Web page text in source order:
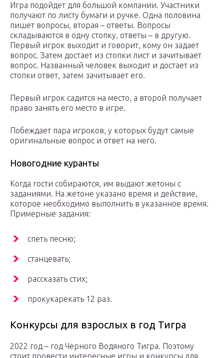
Игра подойдет для большой компании. Участники
получают по листу бумаги и ручке. Одна половина
пишет вопросы, вторая – ответы. Вопросы
складываются в одну стопку, ответы – в другую.
Первый игрок выходит и говорит, кому он задает
вопрос. Затем достает из стопки лист и зачитывает
вопрос. Названный человек выходит и достает из
стопки ответ, затем зачитывает его.
Первый игрок садится на место, а второй получает
право занять его место в игре.
Побеждает пара игроков, у которых будут самые
оригинальные вопрос и ответ на него.
Новогодние куранты
Когда гости собираются, им выдают жетоны с
заданиями. На жетоне указано время и действие,
которое необходимо выполнить в указанное время.
Примерные задания:
спеть песню;
станцевать;
рассказать стих;
прокукарекать 12 раз.
Конкурсы для взрослых в год Тигра
2022 год – год Черного Водяного Тигра. Поэтому
стоит провести интересные игры и конкурсы для